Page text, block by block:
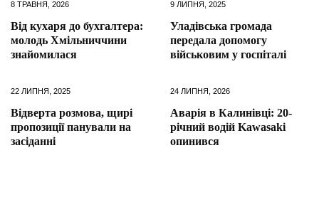
8 ТРАВНЯ, 2026
Від кухаря до бухгалтера:
молодь Хмільниччини
знайомилася
9 ЛИПНЯ, 2025
Уладівська громада
передала допомогу
військовим у госпіталі
22 ЛИПНЯ, 2025
Відверта розмова, щирі
пропозиції панували на
засіданні
24 ЛИПНЯ, 2026
Аварія в Калинівці: 20-
річний водій Kawasaki
опинився